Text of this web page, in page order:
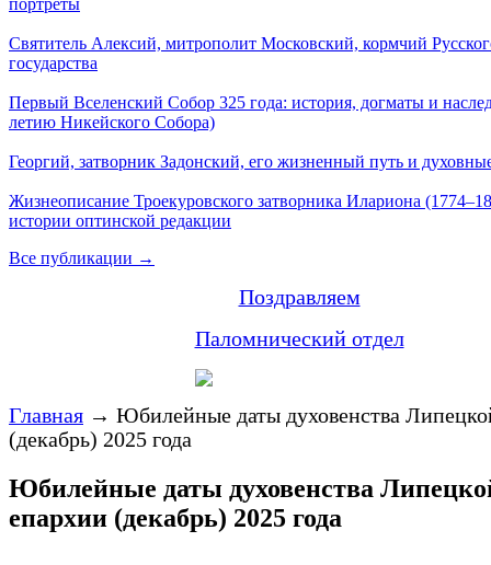
Святитель Алексий, митрополит Московский, кормчий
государства
Первый Вселенский Собор 325 года: история, догматы и
летию Никейского Собора)
Георгий, затворник Задонский, его жизненный путь и
Жизнеописание Троекуровского затворника Илариона
истории оптинской редакции
Все публикации →
Поздравляем
Паломнический отдел
Главная → Юбилейные даты духовенства
(декабрь) 2025 года
Юбилейные даты духовенства
епархии (декабрь) 2025 года